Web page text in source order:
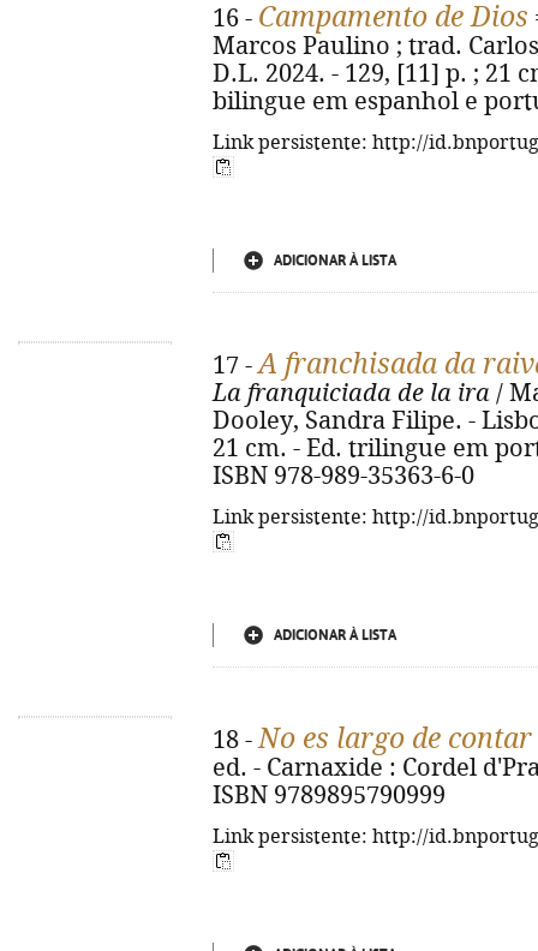
16 - Campamento de Dios
Marcos Paulino ; trad.
D.L. 2024. - 129, [11] p. ; 21
bilingue em espanhol e
Link persistente: http://
ADICIONAR À LISTA
17 -A franchisada da
La franquiciada de la ira /
Dooley, Sandra Filipe. -
21 cm. - Ed. trilingue em
ISBN 978-989-35363-6-0
Link persistente: http://
ADICIONAR À LISTA
18 -No es largo de contar
ed. - Carnaxide : Cordel
ISBN 9789895790999
Link persistente: http://